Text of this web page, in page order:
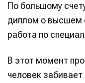
По большому
диплом о высшем
работа по
В этот момент
человек